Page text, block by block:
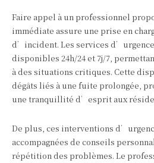
Faire appel à un professionnel
immédiate assure une prise en
d’incident. Les services
disponibles 24h/24 et 7j/7,
à des situations critiques. Cette
dégâts liés à une fuite prolongée,
une tranquillité d’esprit aux
De plus, ces interventions
accompagnées de conseils
répétition des problèmes. Le